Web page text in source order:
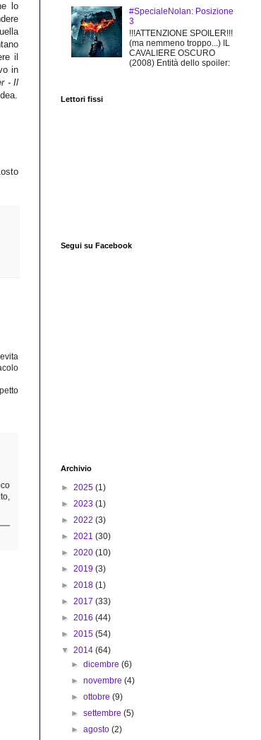
lo
il
in
- Il
#SpecialeNolan: Posizione
3
!!!ATTENZIONE SPOILER!!!
(ma nemmeno troppo...) IL
CAVALIERE OSCURO
(2008) Entità dello spoiler:
Lettori fissi
Segui su Facebook
Archivio
► 2025 (1)
► 2023 (1)
► 2022 (3)
► 2021 (30)
► 2020 (10)
► 2019 (3)
► 2018 (1)
► 2017 (33)
► 2016 (44)
► 2015 (54)
▼ 2014 (64)
►dicembre(6)
►novembre(4)
►ottobre(9)
►settembre(5)
►agosto(2)